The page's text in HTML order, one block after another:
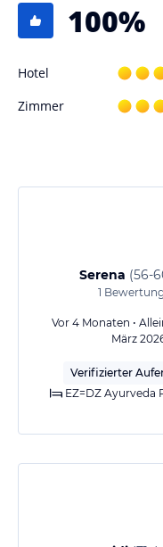
100%
Hotel
Zimmer
Serena (56-
1
Vor 4 Monaten •
März
Verifizierter
EZ=DZ Ayurveda